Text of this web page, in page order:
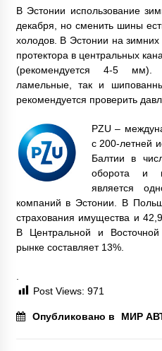
В Эстонии использование
декабря, но сменить шины
холодов. В Эстонии на
протектора в центральных
(рекомендуется 4-5 мм).
ламельные, так и
рекомендуется проверить
PZU –
с 200-летней
Балтии в
оборота и
является
компаний в Эстонии. В
страхования имущества и
В Центральной и
рынке составляет 13%.
Post Views: 971
Опубликовано в МИР